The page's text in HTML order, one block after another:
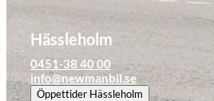
Hässleholm
0451-38 40 00
info@newmanbil.se
Öppettider Hässleholm